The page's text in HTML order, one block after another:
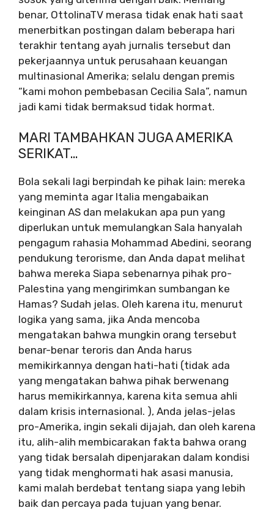
benar, OttolinaTV merasa tidak enak hati saat
menerbitkan postingan dalam beberapa hari
terakhir tentang ayah jurnalis tersebut dan
pekerjaannya untuk perusahaan keuangan
multinasional Amerika; selalu dengan premis
“kami mohon pembebasan Cecilia Sala”, namun
jadi kami tidak bermaksud tidak hormat.
MARI TAMBAHKAN JUGA AMERIKA
SERIKAT…
Bola sekali lagi berpindah ke pihak lain: mereka
yang meminta agar Italia mengabaikan
keinginan AS dan melakukan apa pun yang
diperlukan untuk memulangkan Sala hanyalah
pengagum rahasia Mohammad Abedini, seorang
pendukung terorisme, dan Anda dapat melihat
bahwa mereka Siapa sebenarnya pihak pro-
Palestina yang mengirimkan sumbangan ke
Hamas? Sudah jelas. Oleh karena itu, menurut
logika yang sama, jika Anda mencoba
mengatakan bahwa mungkin orang tersebut
benar-benar teroris dan Anda harus
memikirkannya dengan hati-hati (tidak ada
yang mengatakan bahwa pihak berwenang
harus memikirkannya, karena kita semua ahli
dalam krisis internasional. ), Anda jelas-jelas
pro-Amerika, ingin sekali dijajah, dan oleh karena
itu, alih-alih membicarakan fakta bahwa orang
yang tidak bersalah dipenjarakan dalam kondisi
yang tidak menghormati hak asasi manusia,
kami malah berdebat tentang siapa yang lebih
baik dan percaya pada tujuan yang benar.